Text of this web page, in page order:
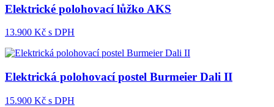
Elektrické polohovací lůžko AKS
13.900 Kč s DPH
Elektrická polohovací postel Burmeier Dali II
15.900 Kč s DPH